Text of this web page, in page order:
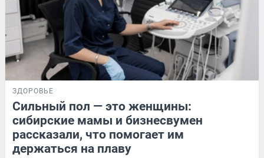
ЗДОРОВЬЕ
Сильный пол — это женщины:
сибирские мамы и бизнесвумен
рассказали, что помогает им
держаться на плаву